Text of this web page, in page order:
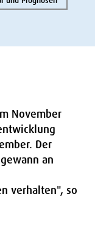
November
Der
an
verhalten", so